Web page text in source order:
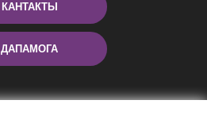
КАНТАКТЫ
ДАПАМОГА